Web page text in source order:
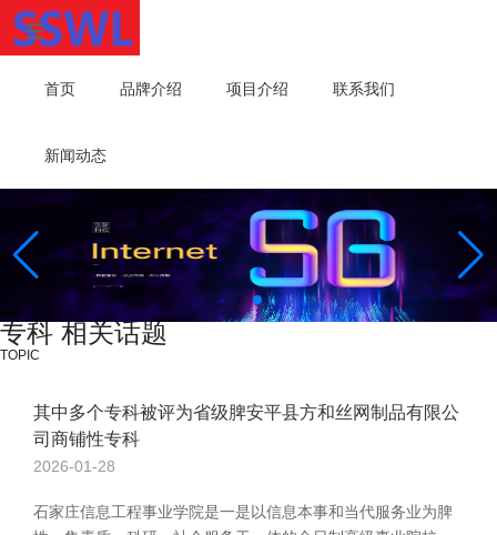
首页 品牌介绍 项目介绍 联系我们
新闻动态
专科 相关话题
TOPIC
其中多个专科被评为省级脾安平县方和丝网制品有限公
司商铺性专科
2026-01-28
石家庄信息工程事业学院是一是以信息本事和当代服务业为脾